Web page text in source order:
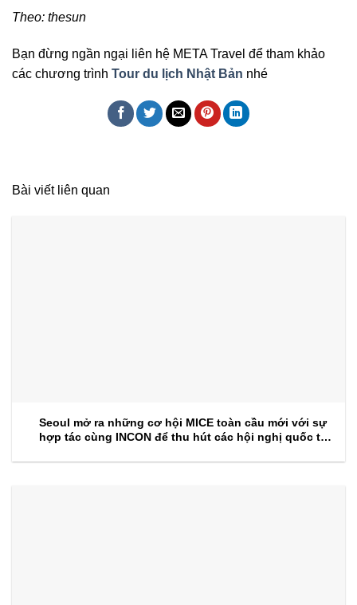
Theo: thesun
Bạn đừng ngần ngại liên hệ META Travel để tham khảo
các chương trình Tour du lịch Nhật Bản nhé
Bài viết liên quan
Seoul mở ra những cơ hội MICE toàn cầu mới với sự
hợp tác cùng INCON để thu hút các hội nghị quốc tế